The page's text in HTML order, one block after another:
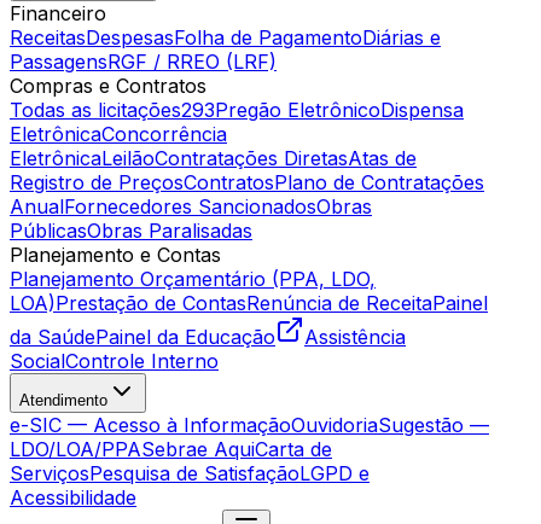
Financeiro
ReceitasDespesasFolha de PagamentoDiárias e
PassagensRGF / RREO (LRF)
Compras e Contratos
Todas as licitações293Pregão EletrônicoDispensa
EletrônicaConcorrência
EletrônicaLeilãoContratações DiretasAtas de
Registro de PreçosContratosPlano de Contratações
AnualFornecedores SancionadosObras
PúblicasObras Paralisadas
Planejamento e Contas
Planejamento Orçamentário (PPA, LDO,
LOA)Prestação de ContasRenúncia de ReceitaPainel
da SaúdePainel da Educação
Assistência
SocialControle Interno
Atendimento
e-SIC — Acesso à InformaçãoOuvidoriaSugestão —
LDO/LOA/PPASebrae AquiCarta de
ServiçosPesquisa de SatisfaçãoLGPD e
Acessibilidade